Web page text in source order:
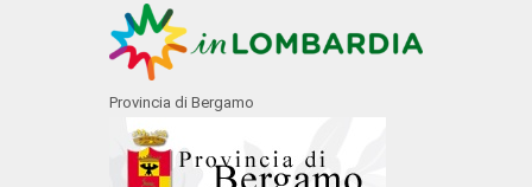
Provincia di Bergamo